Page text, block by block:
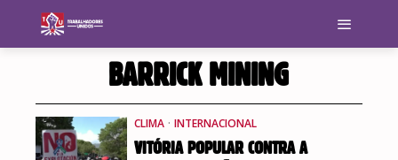
BARRICK MINING
CLIMA · INTERNACIONAL
VITÓRIA POPULAR CONTRA A